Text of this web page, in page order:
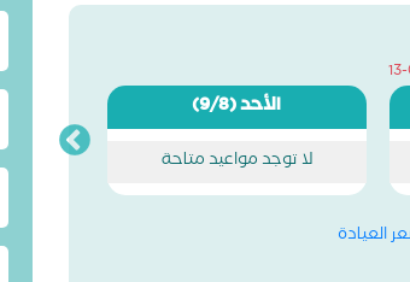
الأحد(9/8)
لا توجد مواعيد متاحة
العيادة